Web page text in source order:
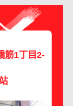
筋1丁目2-